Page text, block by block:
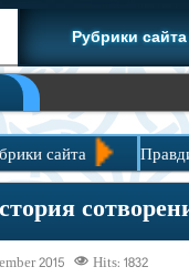
Рубрики сайта
сайта
Адама
2015 Hits: 1832